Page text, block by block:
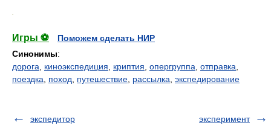
Игры ⚽
Поможем сделать НИР
Синонимы:
дорога
киноэкспедиция криптия опергруппа отправка
поездка
поход путешествие рассылка экспедирование
экспедитор эксперимент